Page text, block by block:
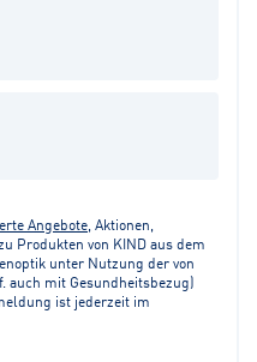
Angebote , Aktionen,
Produkten von KIND aus dem
unter Nutzung der von
auch mit Gesundheitsbezug)
ist jederzeit im